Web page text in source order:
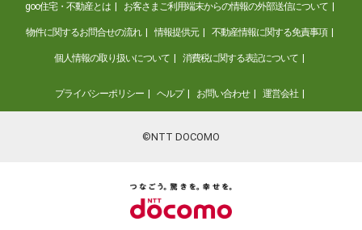
goo住宅・不動産とは お客さまご利用端末からの情報の外部送信について
物件に関するお問合せの流れ 情報提供元 不動産情報に関する免責事項
個人情報の取り扱いについて 消費税に関する表記について
プライバシーポリシー ヘルプ お問い合わせ 運営会社
©NTT DOCOMO